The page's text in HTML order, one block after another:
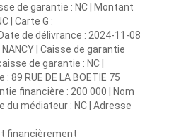
de garantie : NC | Montant
| Carte G :
de délivrance : 2024-11-08
NANCY | Caisse de garantie
de garantie : NC |
RUE DE LA BOETIE 75
financière : 200 000 | Nom
du médiateur : NC | Adresse
financièrement